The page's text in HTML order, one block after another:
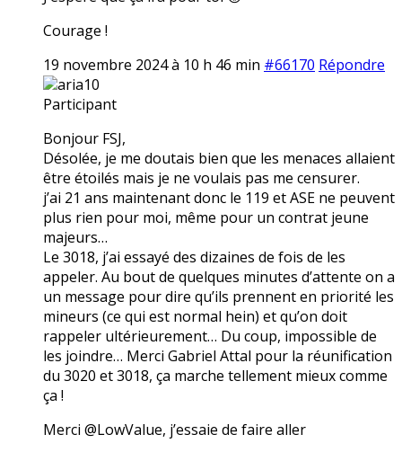
Courage !
19 novembre 2024 à 10 h 46 min #66170 Répondre
aria10
Participant
Bonjour FSJ,
Désolée, je me doutais bien que les menaces allaient
être étoilés mais je ne voulais pas me censurer.
j’ai 21 ans maintenant donc le 119 et ASE ne peuvent
plus rien pour moi, même pour un contrat jeune
majeurs…
Le 3018, j’ai essayé des dizaines de fois de les
appeler. Au bout de quelques minutes d’attente on a
un message pour dire qu’ils prennent en priorité les
mineurs (ce qui est normal hein) et qu’on doit
rappeler ultérieurement… Du coup, impossible de
les joindre… Merci Gabriel Attal pour la réunification
du 3020 et 3018, ça marche tellement mieux comme
ça !
Merci @LowValue, j’essaie de faire aller